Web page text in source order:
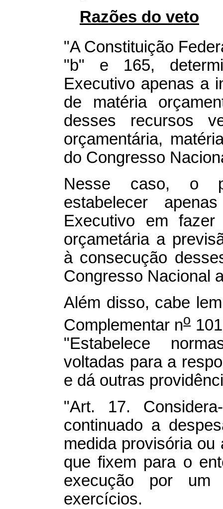
Razões do veto
"A Constituição
"b" e 165,
Executivo apenas a
de matéria
desses recursos
orçamentária,
do Congresso
Nesse caso, o
estabelecer
Executivo em
orçametária a
à consecução
Congresso Nacional
Além disso, cabe
Complementar no
"Estabelece
voltadas para a
e dá outras
"Art. 17.
continuado a
medida provisória ou
que fixem para o
execução por
exercícios.